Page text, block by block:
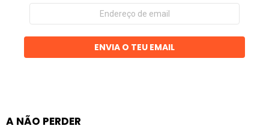
Endereço
email
ENVIA O TEU EMAIL
A NÃO PERDER